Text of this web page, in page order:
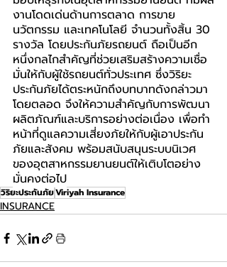
งานโดดเด่นด้านการตลาด การขาย
นวัตกรรม และเทคโนโลยี จำนวนทั้งสิ้น 30
รางวัล โดยประกันภัยรถยนต์ ถือเป็นอีก
หนึ่งกลไกสำคัญที่ช่วยเสริมสร้างความเชื่อ
มั่นให้กับผู้ใช้รถยนต์ทั่วประเทศ ซึ่งวิริยะ
ประกันภัยได้ตระหนักถึงบทบาทดังกล่าวมา
โดยตลอด จึงให้ความสำคัญกับการพัฒนา
ผลิตภัณฑ์และบริการอย่างต่อเนื่อง เพื่อทำ
หน้าที่ดูแลความเสี่ยงภัยให้กับผู้เอาประกัน
ภัยและสังคม พร้อมสนับสนุนระบบนิเวศ
ของอุตสาหกรรมยานยนต์ให้เติบโตอย่าง
มั่นคงต่อไป
วิริยะประกันภัยViriyah Insurance
INSURANCE